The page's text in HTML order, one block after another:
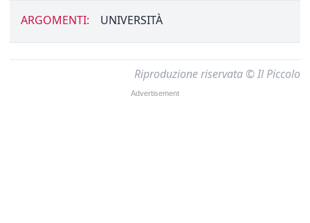
ARGOMENTI: UNIVERSITÀ
Riproduzione riservata © Il Piccolo